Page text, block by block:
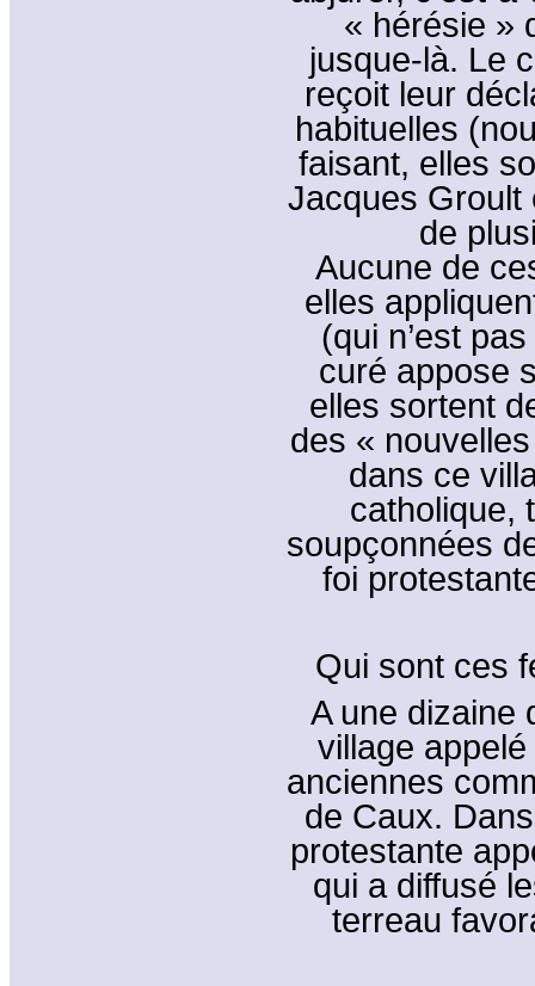
« hérésie »
jusque-là. Le
reçoit leur
habituelles
faisant, elles
Jacques Groult
de
Aucune de
elles
(qui n’est
curé appose
elles sortent
des «
dans ce
catholique,
soupçonnées
foi
Qui sont ces
A une dizaine
village
anciennes
de Caux.
protestante
qui a diffusé
terreau